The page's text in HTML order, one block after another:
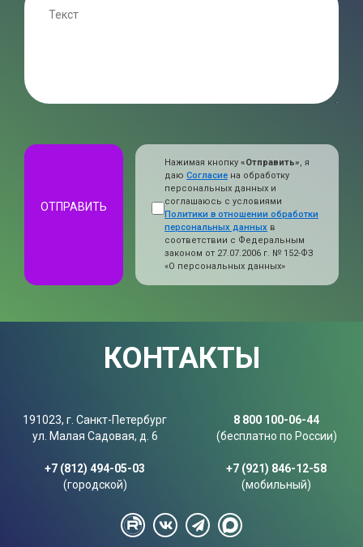
ОТПРАВИТЬ
Нажимая кнопку «Отправить», я
даю Согласие на обработку
персональных данных и
соглашаюсь с условиями
Политики в отношении обработки
персональных данных в
соответствии с Федеральным
законом от 27.07.2006 г. № 152-ФЗ
«О персональных данных»
КОНТАКТЫ
191023, г. Санкт-Петербург
ул. Малая Садовая, д. 6
8 800 100-06-44
(бесплатно по России)
+7 (812) 494-05-03
(городской)
+7 (921) 846-12-58
(мобильный)